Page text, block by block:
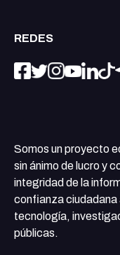
REDES
Somos un proyecto
sin ánimo de lucro y
integridad de la
confianza ciudadana
tecnología,
públicas.